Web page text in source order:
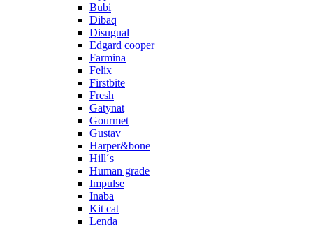
Bubi
Dibaq
Disugual
Edgard cooper
Farmina
Felix
Firstbite
Fresh
Gatynat
Gourmet
Gustav
Harper&bone
Hill´s
Human grade
Impulse
Inaba
Kit cat
Lenda